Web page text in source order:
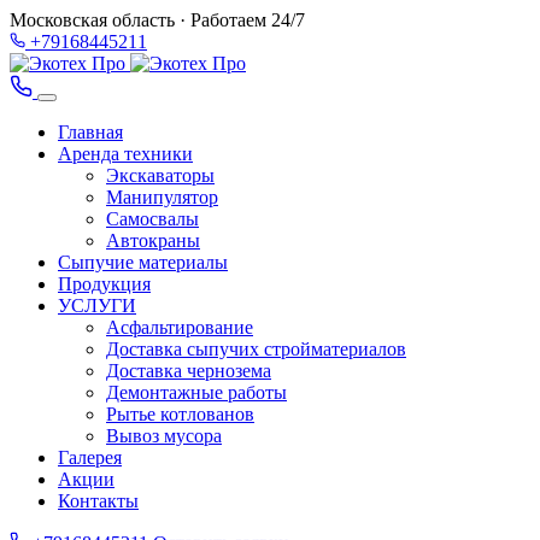
Московская область · Работаем 24/7
+79168445211
Главная
Аренда техники
Экскаваторы
Манипулятор
Самосвалы
Автокраны
Сыпучие материалы
Продукция
УСЛУГИ
Асфальтирование
Доставка сыпучих стройматериалов
Доставка чернозема
Демонтажные работы
Рытье котлованов
Вывоз мусора
Галерея
Акции
Контакты